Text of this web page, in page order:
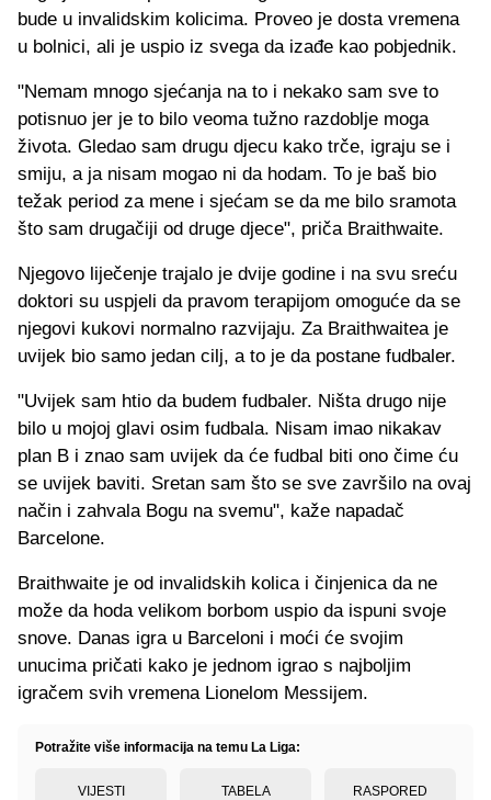
bude u invalidskim kolicima. Proveo je dosta vremena
u bolnici, ali je uspio iz svega da izađe kao pobjednik.
"Nemam mnogo sjećanja na to i nekako sam sve to
potisnuo jer je to bilo veoma tužno razdoblje moga
života. Gledao sam drugu djecu kako trče, igraju se i
smiju, a ja nisam mogao ni da hodam. To je baš bio
težak period za mene i sjećam se da me bilo sramota
što sam drugačiji od druge djece", priča Braithwaite.
Njegovo liječenje trajalo je dvije godine i na svu sreću
doktori su uspjeli da pravom terapijom omoguće da se
njegovi kukovi normalno razvijaju. Za Braithwaitea je
uvijek bio samo jedan cilj, a to je da postane fudbaler.
"Uvijek sam htio da budem fudbaler. Ništa drugo nije
bilo u mojoj glavi osim fudbala. Nisam imao nikakav
plan B i znao sam uvijek da će fudbal biti ono čime ću
se uvijek baviti. Sretan sam što se sve završilo na ovaj
način i zahvala Bogu na svemu", kaže napadač
Barcelone.
Braithwaite je od invalidskih kolica i činjenica da ne
može da hoda velikom borbom uspio da ispuni svoje
snove. Danas igra u Barceloni i moći će svojim
unucima pričati kako je jednom igrao s najboljim
igračem svih vremena Lionelom Messijem.
Potražite više informacija na temu La Liga:
VIJESTI TABELA RASPORED